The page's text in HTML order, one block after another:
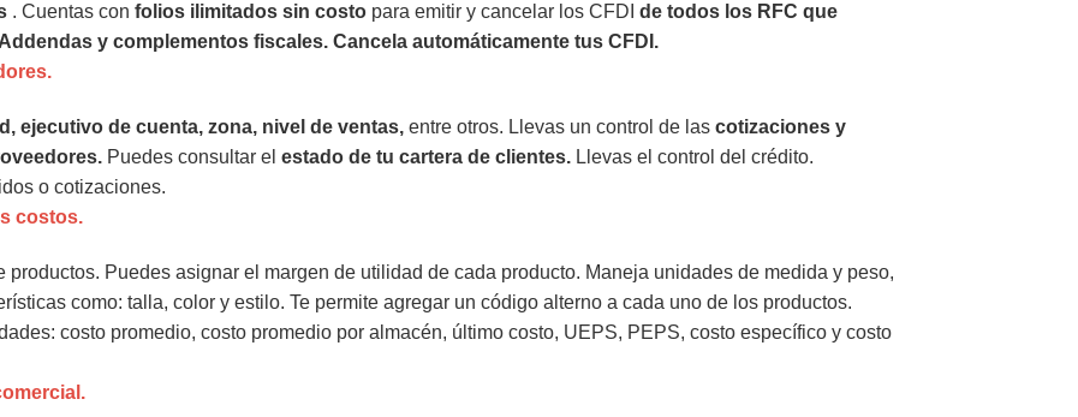
. Cuentas con folios ilimitados sin costo para emitir y cancelar los CFDI de todos los RFC que
y complementos fiscales. Cancela automáticamente tus CFDI.
ejecutivo de cuenta, zona, nivel de ventas, entre otros. Llevas un control de las cotizaciones y
Puedes consultar el estado de tu cartera de clientes. Llevas el control del crédito.
o cotizaciones.
costos.
Puedes asignar el margen de utilidad de cada producto. Maneja unidades de medida y peso,
como: talla, color y estilo. Te permite agregar un código alterno a cada uno de los productos.
costo promedio, costo promedio por almacén, último costo, UEPS, PEPS, costo específico y costo